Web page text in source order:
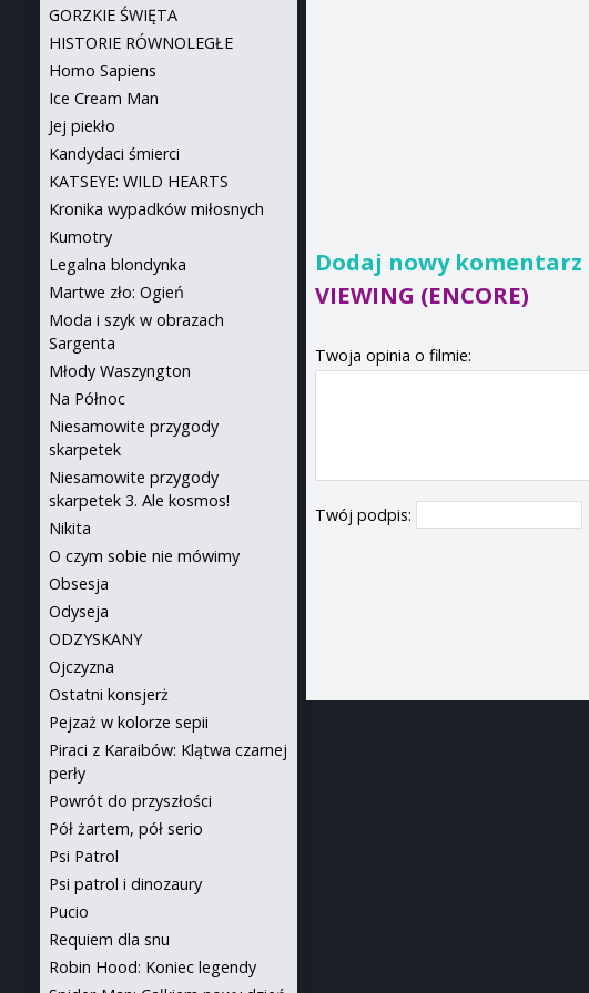
Dodaj nowy komentarz
VIEWING (ENCORE)
Twoja opinia o filmie:
Twój podpis:
GORZKIE ŚWIĘTA
HISTORIE RÓWNOLEGŁE
Homo Sapiens
Ice Cream Man
Jej piekło
Kandydaci śmierci
KATSEYE: WILD HEARTS
Kronika wypadków miłosnych
Kumotry
Legalna blondynka
Martwe zło: Ogień
Moda i szyk w obrazach
Sargenta
Młody Waszyngton
Na Północ
Niesamowite przygody
skarpetek
Niesamowite przygody
skarpetek 3. Ale kosmos!
Nikita
O czym sobie nie mówimy
Obsesja
Odyseja
ODZYSKANY
Ojczyzna
Ostatni konsjerż
Pejzaż w kolorze sepii
Piraci z Karaibów: Klątwa czarnej
perły
Powrót do przyszłości
Pół żartem, pół serio
Psi Patrol
Psi patrol i dinozaury
Pucio
Requiem dla snu
Robin Hood: Koniec legendy